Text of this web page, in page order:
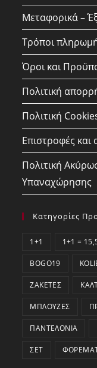
Μεταφορικά –
Τρόποι
Όροι και
Πολιτική
Πολιτική
Επιστροφές και
Πολιτική
Υπαναχώρησης
Κατηγορίες
1+1 1+1 =
BOGO19
ΖΑΚΈΤΕΣ
ΜΠΛΟΎΖΕΣ
ΠΑΝΤΕΛΌΝΙΑ
ΣΕΤ